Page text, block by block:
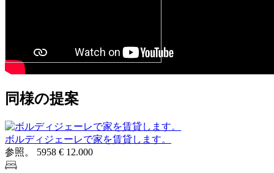
同様の提案
ボルディジェーレで家を賃貸します。
参照。 5958 € 12.000